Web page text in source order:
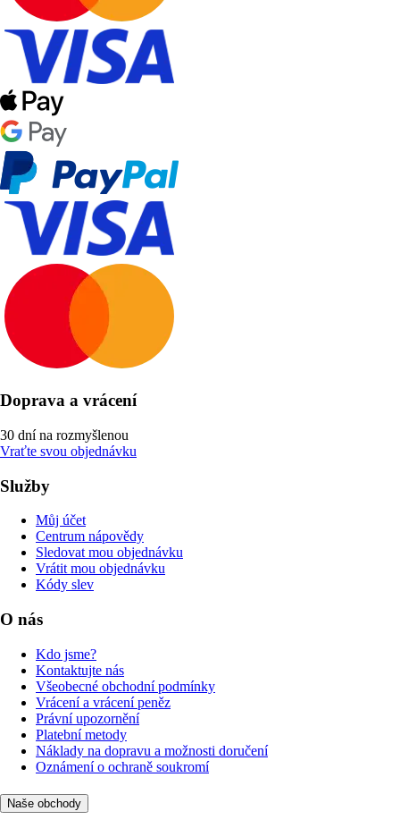
Doprava a vrácení
30 dní na rozmyšlenou
Vraťte svou objednávku
Služby
Můj účet
Centrum nápovědy
Sledovat mou objednávku
Vrátit mou objednávku
Kódy slev
O nás
Kdo jsme?
Kontaktujte nás
Všeobecné obchodní podmínky
Vrácení a vrácení peněz
Právní upozornění
Platební metody
Náklady na dopravu a možnosti doručení
Oznámení o ochraně soukromí
Naše obchody